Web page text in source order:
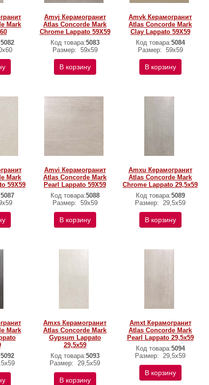
Mark
5082
Amvj Керамогранит
Atlas Concorde Mark
Chrome Lappato 59X59
Код товара:5083
Размер: 59х59
В корзину
Amvk Керамогранит
Atlas Concorde Mark
Clay Lappato 59X59
Код товара:5084
Размер: 59х59
В корзину
Mark
59X59
5087
Amvi Керамогранит
Atlas Concorde Mark
Pearl Lappato 59X59
Код товара:5088
Размер: 59х59
В корзину
Amxu Керамогранит
Atlas Concorde Mark
Chrome Lappato 29,5x59
Код товара:5089
Размер: 29,5x59
В корзину
Mark
5092
Amxs Керамогранит
Atlas Concorde Mark
Gypsum Lappato
29,5x59
Код товара:5093
Размер: 29,5x59
В корзину
Amxt Керамогранит
Atlas Concorde Mark
Pearl Lappato 29,5x59
Код товара:5094
Размер: 29,5x59
В корзину